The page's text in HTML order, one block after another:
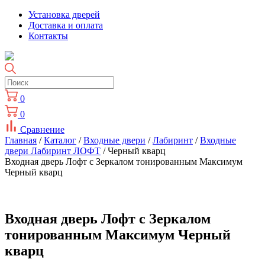
Установка дверей
Доставка и оплата
Контакты
0
0
Сравнение
Главная /Каталог /Входные двери /Лабиринт /Входные
двери Лабиринт ЛОФТ / Черный кварц
Входная дверь Лофт с Зеркалом тонированным Максимум
Черный кварц
Входная дверь Лофт с Зеркалом
тонированным Максимум Черный
кварц